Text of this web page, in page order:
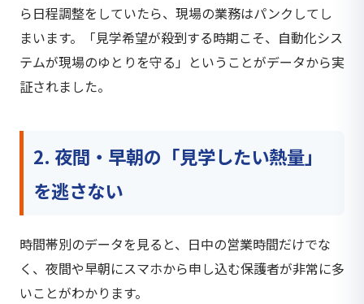
ら日程調整をしていたら、現場の業務はパンクしてし
まいます。「見学希望が殺到する時期こそ、自動化シス
テムが現場のゆとりを守る」ということがデータから実
証されました。
2. 夜間・早朝の「見学したい熱量」
を逃さない
時間帯別のデータを見ると、日中の営業時間だけでな
く、夜間や早朝にスマホから申し込む保護者が非常に多
いことがわかります。